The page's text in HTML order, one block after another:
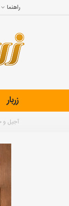
راهنما
زربار
آجیل و